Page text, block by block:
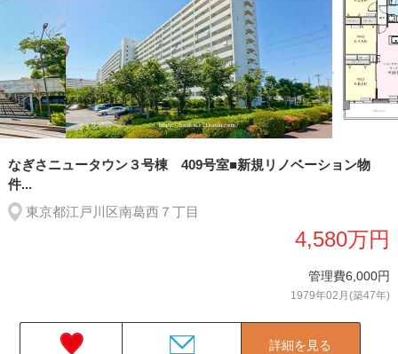
なぎさニュータウン３号棟 409号室■新規リノベーション物
件...
東京都江戸川区南葛西７丁目
4,580万円
管理費6,000円
1979年02月(築47年)
詳細を見る